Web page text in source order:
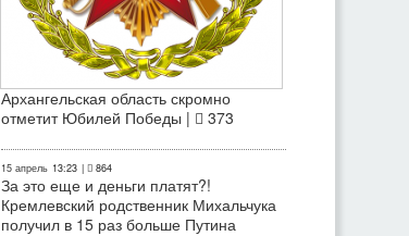
Архангельская область скромно
отметит Юбилей Победы |
373
15 апрель 13:23 | 864
За это еще и деньги платят?!
Кремлевский родственник Михальчука
получил в 15 раз больше Путина